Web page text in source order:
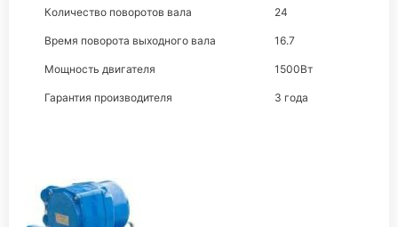
Количество поворотов вала 24
Время поворота выходного вала 16.7
Мощность двигателя 1500Вт
Гарантия производителя 3 года